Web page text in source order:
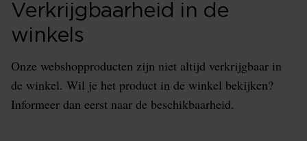
Verkrijgbaarheid in de
winkels
Onze webshopproducten zijn niet altijd verkrijgbaar in
de winkel. Wil je het product in de winkel bekijken?
Informeer dan eerst naar de beschikbaarheid.